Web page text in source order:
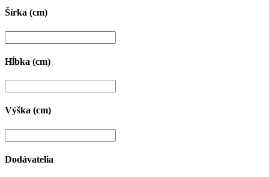
Šírka (cm)
Hĺbka (cm)
Výška (cm)
Dodávatelia